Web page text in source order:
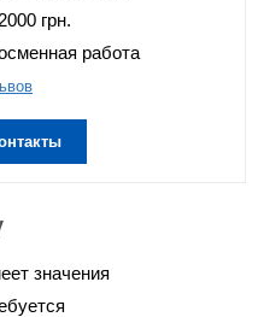
грн.
работа
значения